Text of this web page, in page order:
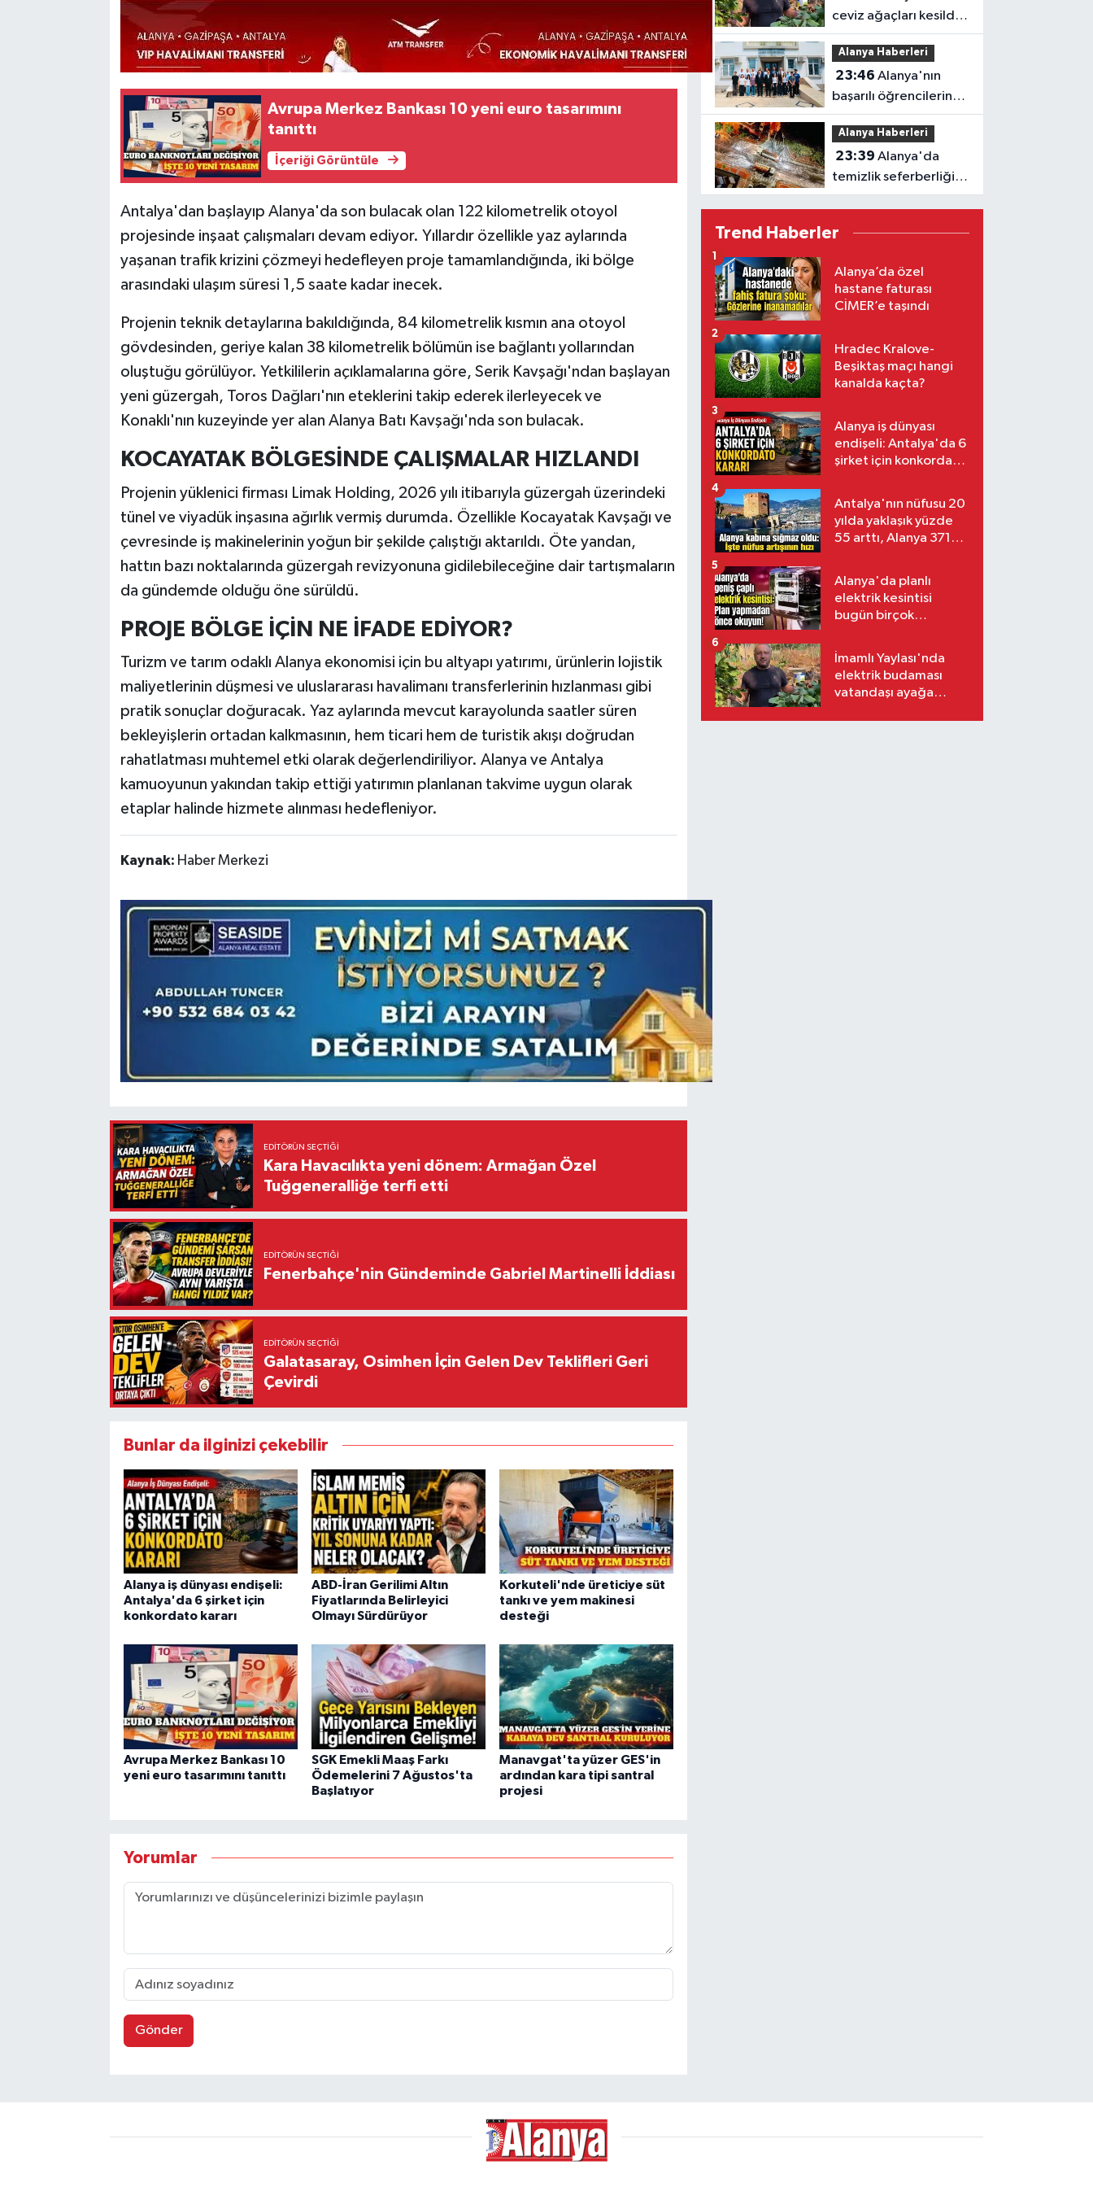
Avrupa Merkez Bankası 10 yeni euro tasarımını
tanıttı
İçeriği Görüntüle
Antalya'dan başlayıp Alanya'da son bulacak olan 122 kilometrelik otoyol
projesinde inşaat çalışmaları devam ediyor. Yıllardır özellikle yaz aylarında
yaşanan trafik krizini çözmeyi hedefleyen proje tamamlandığında, iki bölge
arasındaki ulaşım süresi 1,5 saate kadar inecek.
Projenin teknik detaylarına bakıldığında, 84 kilometrelik kısmın ana otoyol
gövdesinden, geriye kalan 38 kilometrelik bölümün ise bağlantı yollarından
oluştuğu görülüyor. Yetkililerin açıklamalarına göre, Serik Kavşağı'ndan başlayan
yeni güzergah, Toros Dağları'nın eteklerini takip ederek ilerleyecek ve
Konaklı'nın kuzeyinde yer alan Alanya Batı Kavşağı'nda son bulacak.
KOCAYATAK BÖLGESİNDE ÇALIŞMALAR HIZLANDI
Projenin yüklenici firması Limak Holding, 2026 yılı itibarıyla güzergah üzerindeki
tünel ve viyadük inşasına ağırlık vermiş durumda. Özellikle Kocayatak Kavşağı ve
çevresinde iş makinelerinin yoğun bir şekilde çalıştığı aktarıldı. Öte yandan,
hattın bazı noktalarında güzergah revizyonuna gidilebileceğine dair tartışmaların
da gündemde olduğu öne sürüldü.
PROJE BÖLGE İÇİN NE İFADE EDİYOR?
Turizm ve tarım odaklı Alanya ekonomisi için bu altyapı yatırımı, ürünlerin lojistik
maliyetlerinin düşmesi ve uluslararası havalimanı transferlerinin hızlanması gibi
pratik sonuçlar doğuracak. Yaz aylarında mevcut karayolunda saatler süren
bekleyişlerin ortadan kalkmasının, hem ticari hem de turistik akışı doğrudan
rahatlatması muhtemel etki olarak değerlendiriliyor. Alanya ve Antalya
kamuoyunun yakından takip ettiği yatırımın planlanan takvime uygun olarak
etaplar halinde hizmete alınması hedefleniyor.
Kaynak: Haber Merkezi
EDITÖRÜN SEÇTIĞI
Kara Havacılıkta yeni dönem: Armağan Özel
Tuğgeneralliğe terfi etti
EDITÖRÜN SEÇTIĞI
Fenerbahçe'nin Gündeminde Gabriel Martinelli İddiası
EDITÖRÜN SEÇTIĞI
Galatasaray, Osimhen İçin Gelen Dev Teklifleri Geri
Çevirdi
Bunlar da ilginizi çekebilir
Alanya iş dünyası endişeli:
Antalya'da 6 şirket için
konkordato kararı
ABD-İran Gerilimi Altın
Fiyatlarında Belirleyici
Olmayı Sürdürüyor
Korkuteli'nde üreticiye süt
tankı ve yem makinesi
desteği
Avrupa Merkez Bankası 10
yeni euro tasarımını tanıttı
SGK Emekli Maaş Farkı
Ödemelerini 7 Ağustos'ta
Başlatıyor
Manavgat'ta yüzer GES'in
ardından kara tipi santral
projesi
Yorumlar
Gönder
ceviz ağaçları kesildi,
vatandaş isyan etti
Alanya Haberleri
23:46 Alanya'nın
başarılı öğrencilerine
Kaymakam Öztürk'ten
tebrik
Alanya Haberleri
23:39 Alanya'da
temizlik seferberliği:
Ekipler 7 gün 24 saat
Trend Haberler
Alanya’da özel
hastane faturası
CİMER’e taşındı
1
Hradec Kralove-
Beşiktaş maçı hangi
kanalda kaçta?
2
Alanya iş dünyası
endişeli: Antalya'da 6
şirket için konkordato
3
Antalya'nın nüfusu 20
yılda yaklaşık yüzde
55 arttı, Alanya 371
4
Alanya'da planlı
elektrik kesintisi
bugün birçok
5
İmamlı Yaylası'nda
elektrik budaması
vatandaşı ayağa
6